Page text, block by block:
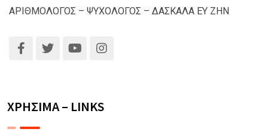
ΑΡΙΘΜΟΛΟΓΟΣ – ΨΥΧΟΛΟΓΟΣ – ΔΑΣΚΑΛΑ ΕΥ ΖΗΝ
ΧΡΗΣΙΜΑ – LINKS